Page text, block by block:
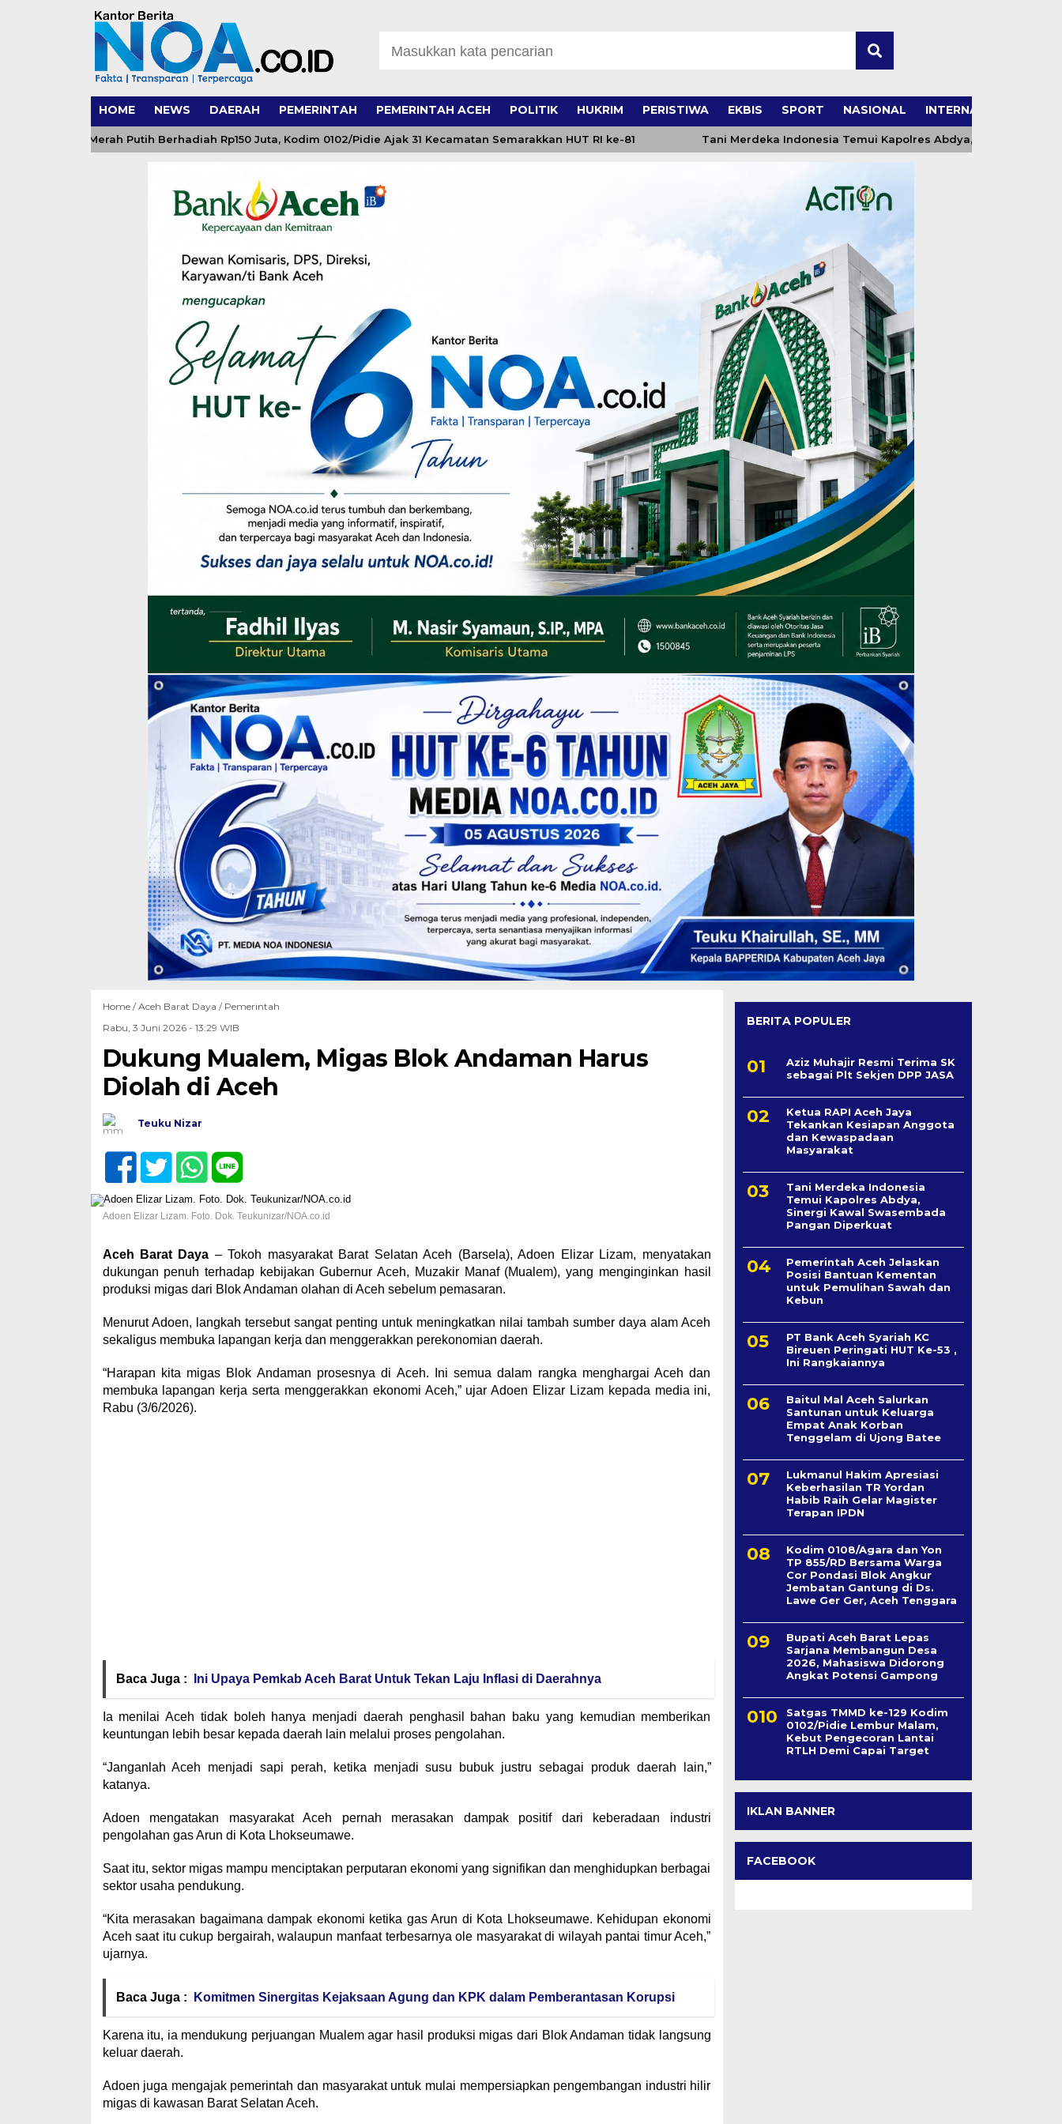
HOME NEWS DAERAH PEMERINTAH PEMERINTAH ACEH POLITIK HUKRIM PERISTIWA EKBIS SPORT NASIONAL INTERNASIONAL
Merah Putih Berhadiah Rp150 Juta, Kodim 0102/Pidie Ajak 31 Kecamatan Semarakkan HUT RI ke-81 Tani Merdeka Indonesia Temui Kapolres Abdya, Sinergi Kawal
Home /Aceh Barat Daya / Pemerintah
Rabu, 3 Juni 2026 - 13:29 WIB
Dukung Mualem, Migas Blok Andaman Harus
Diolah di Aceh
Teuku Nizar
Adoen Elizar Lizam. Foto. Dok. Teukunizar/NOA.co.id
Aceh Barat Daya – Tokoh masyarakat Barat Selatan Aceh (Barsela), Adoen Elizar Lizam, menyatakan
dukungan penuh terhadap kebijakan Gubernur Aceh, Muzakir Manaf (Mualem), yang menginginkan hasil
produksi migas dari Blok Andaman olahan di Aceh sebelum pemasaran.
Menurut Adoen, langkah tersebut sangat penting untuk meningkatkan nilai tambah sumber daya alam Aceh
sekaligus membuka lapangan kerja dan menggerakkan perekonomian daerah.
“Harapan kita migas Blok Andaman prosesnya di Aceh. Ini semua dalam rangka menghargai Aceh dan
membuka lapangan kerja serta menggerakkan ekonomi Aceh,” ujar Adoen Elizar Lizam kepada media ini,
Rabu (3/6/2026).
Baca Juga : Ini Upaya Pemkab Aceh Barat Untuk Tekan Laju Inflasi di Daerahnya
Ia menilai Aceh tidak boleh hanya menjadi daerah penghasil bahan baku yang kemudian memberikan
keuntungan lebih besar kepada daerah lain melalui proses pengolahan.
“Janganlah Aceh menjadi sapi perah, ketika menjadi susu bubuk justru sebagai produk daerah lain,”
katanya.
Adoen mengatakan masyarakat Aceh pernah merasakan dampak positif dari keberadaan industri
pengolahan gas Arun di Kota Lhokseumawe.
Saat itu, sektor migas mampu menciptakan perputaran ekonomi yang signifikan dan menghidupkan berbagai
sektor usaha pendukung.
“Kita merasakan bagaimana dampak ekonomi ketika gas Arun di Kota Lhokseumawe. Kehidupan ekonomi
Aceh saat itu cukup bergairah, walaupun manfaat terbesarnya ole masyarakat di wilayah pantai timur Aceh,”
ujarnya.
Baca Juga : Komitmen Sinergitas Kejaksaan Agung dan KPK dalam Pemberantasan Korupsi
Karena itu, ia mendukung perjuangan Mualem agar hasil produksi migas dari Blok Andaman tidak langsung
keluar daerah.
Adoen juga mengajak pemerintah dan masyarakat untuk mulai mempersiapkan pengembangan industri hilir
migas di kawasan Barat Selatan Aceh.
BERITA POPULER
Aziz Muhajir Resmi Terima SK
sebagai Plt Sekjen DPP JASA
Ketua RAPI Aceh Jaya
Tekankan Kesiapan Anggota
dan Kewaspadaan
Masyarakat
Tani Merdeka Indonesia
Temui Kapolres Abdya,
Sinergi Kawal Swasembada
Pangan Diperkuat
Pemerintah Aceh Jelaskan
Posisi Bantuan Kementan
untuk Pemulihan Sawah dan
Kebun
PT Bank Aceh Syariah KC
Bireuen Peringati HUT Ke-53 ,
Ini Rangkaiannya
Baitul Mal Aceh Salurkan
Santunan untuk Keluarga
Empat Anak Korban
Tenggelam di Ujong Batee
Lukmanul Hakim Apresiasi
Keberhasilan TR Yordan
Habib Raih Gelar Magister
Terapan IPDN
Kodim 0108/Agara dan Yon
TP 855/RD Bersama Warga
Cor Pondasi Blok Angkur
Jembatan Gantung di Ds.
Lawe Ger Ger, Aceh Tenggara
Bupati Aceh Barat Lepas
Sarjana Membangun Desa
2026, Mahasiswa Didorong
Angkat Potensi Gampong
Satgas TMMD ke-129 Kodim
0102/Pidie Lembur Malam,
Kebut Pengecoran Lantai
RTLH Demi Capai Target
IKLAN BANNER
FACEBOOK